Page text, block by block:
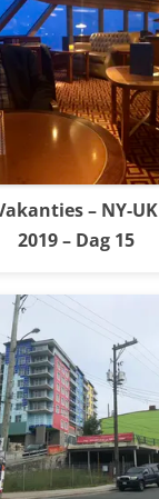
– NY-UK
2019 – Dag 15